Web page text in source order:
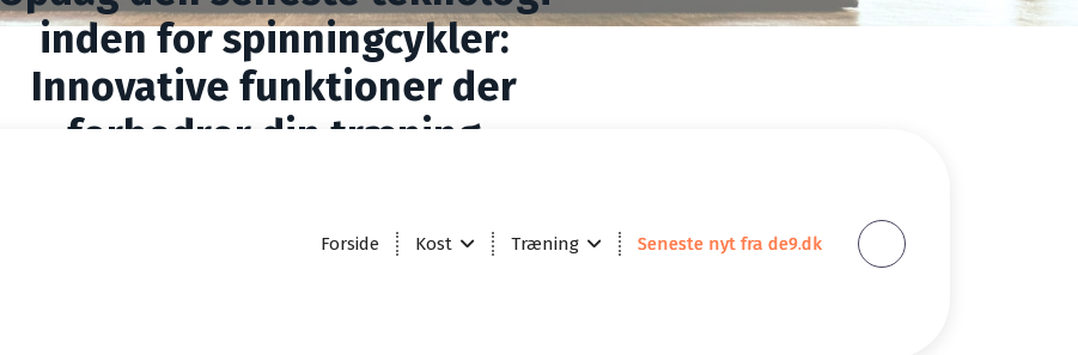
Forside Kost Træning Seneste nyt fra de9.dk
inden for spinningcykler:
Innovative funktioner der
forbedrer din træning